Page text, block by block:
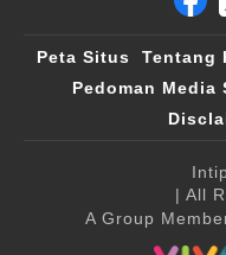
Peta Situs Tentang
Pedoman Media
| All
A Group